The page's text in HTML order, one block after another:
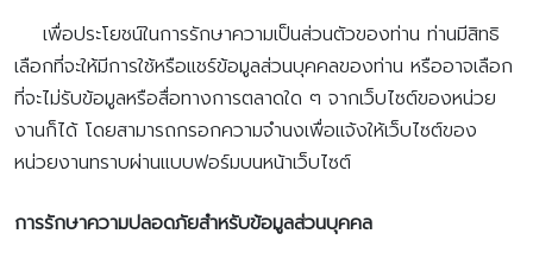
เพื่อประโยชน์ในการรักษาความเป็นส่วนตัวของท่าน ท่านมีสิทธิ
เลือกที่จะให้มีการใช้หรือแชร์ข้อมูลส่วนบุคคลของท่าน หรืออาจเลือก
ที่จะไม่รับข้อมูลหรือสื่อทางการตลาดใด ๆ จากเว็บไซต์ของหน่วย
งานก็ได้ โดยสามารถกรอกความจำนงเพื่อแจ้งให้เว็บไซต์ของ
หน่วยงานทราบผ่านแบบฟอร์มบนหน้าเว็บไซต์
การรักษาความปลอดภัยสำหรับข้อมูลส่วนบุคคล